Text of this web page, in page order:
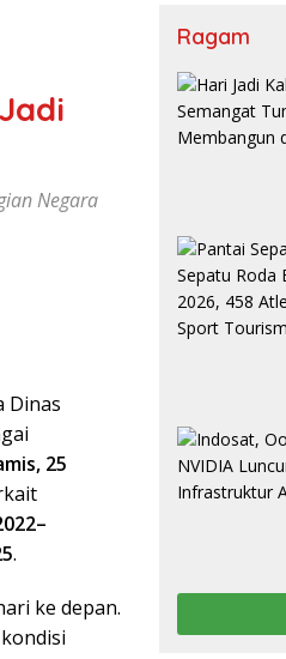
Negara
Dinas
25
.
ke depan.
Ragam